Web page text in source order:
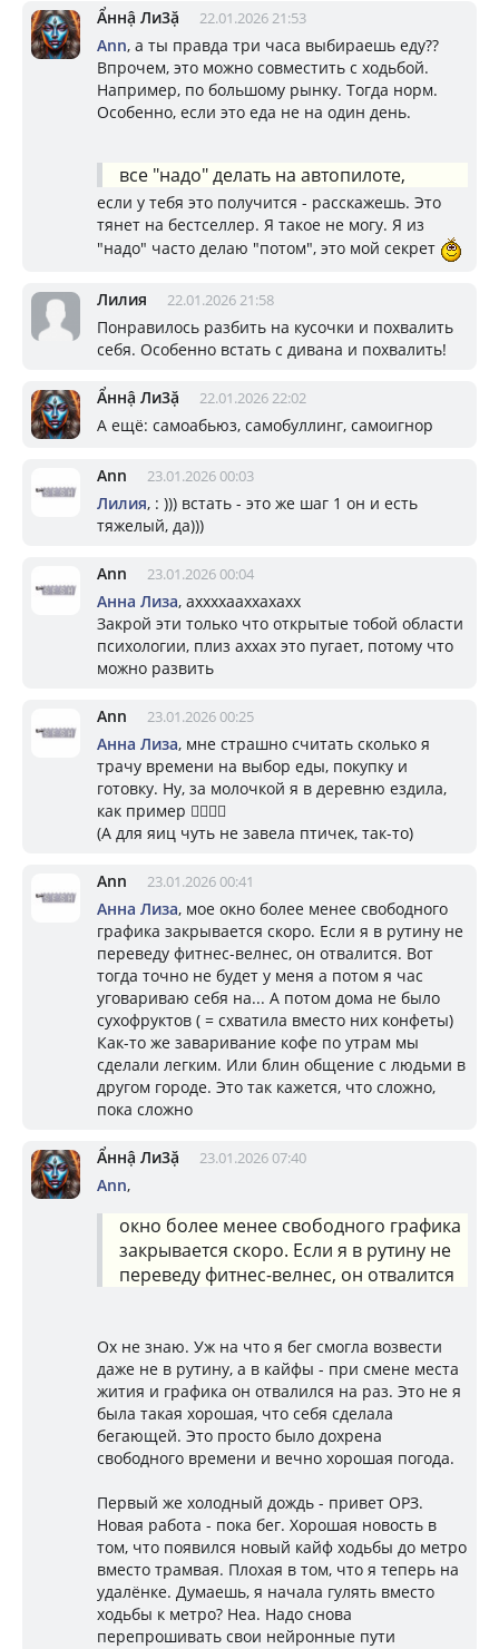
Ẩннậ Ли3ặ 22.01.2026 21:53
Ann, а ты правда три часа выбираешь еду??
Впрочем, это можно совместить с ходьбой.
Например, по большому рынку. Тогда норм.
Особенно, если это еда не на один день.
все "надо" делать на автопилоте,
если у тебя это получится - расскажешь. Это
тянет на бестселлер. Я такое не могу. Я из
"надо" часто делаю "потом", это мой секрет
Лилия 22.01.2026 21:58
Понравилось разбить на кусочки и похвалить
себя. Особенно встать с дивана и похвалить!
Ẩннậ Ли3ặ 22.01.2026 22:02
А ещё: самоабьюз, самобуллинг, самоигнор
Ann 23.01.2026 00:03
Лилия, : ))) встать - это же шаг 1 он и есть
тяжелый, да)))
Ann 23.01.2026 00:04
Aнна Лизa, аххххааххахахх
Закрой эти только что открытые тобой области
психологии, плиз аххах это пугает, потому что
можно развить
Ann 23.01.2026 00:25
Aнна Лизa, мне страшно считать сколько я
трачу времени на выбор еды, покупку и
готовку. Ну, за молочкой я в деревню ездила,
как пример 👉🏻👈🏻
(А для яиц чуть не завела птичек, так-то)
Ann 23.01.2026 00:41
Aнна Лизa, мое окно более менее свободного
графика закрывается скоро. Если я в рутину не
переведу фитнес-велнес, он отвалится. Вот
тогда точно не будет у меня а потом я час
уговариваю себя на... А потом дома не было
сухофруктов ( = схватила вместо них конфеты)
Как-то же заваривание кофе по утрам мы
сделали легким. Или блин общение с людьми в
другом городе. Это так кажется, что сложно,
пока сложно
Ẩннậ Ли3ặ 23.01.2026 07:40
Ann,
окно более менее свободного графика
закрывается скоро. Если я в рутину не
переведу фитнес-велнес, он отвалится
Ох не знаю. Уж на что я бег смогла возвести
даже не в рутину, а в кайфы - при смене места
жития и графика он отвалился на раз. Это не я
была такая хорошая, что себя сделала
бегающей. Это просто было дохрена
свободного времени и вечно хорошая погода.
Первый же холодный дождь - привет ОРЗ.
Новая работа - пока бег. Хорошая новость в
том, что появился новый кайф ходьбы до метро
вместо трамвая. Плохая в том, что я теперь на
удалёнке. Думаешь, я начала гулять вместо
ходьбы к метро? Неа. Надо снова
перепрошивать свои нейронные пути